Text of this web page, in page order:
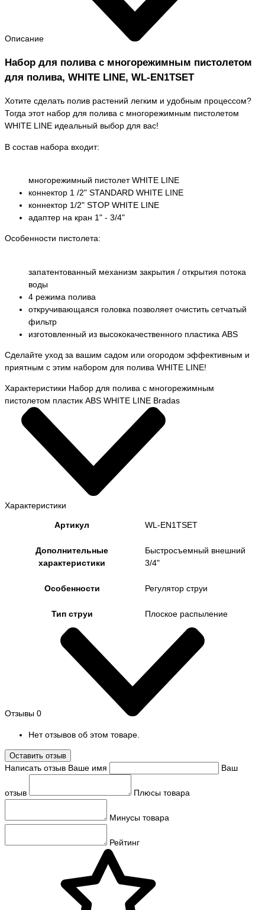
Описание
Набор для полива с многорежимным пистолетом
для полива, WHITE LINE, WL-EN1TSET
Хотите сделать полив растений легким и удобным процессом?
Тогда этот набор для полива с многорежимным пистолетом
WHITE LINE идеальный выбор для вас!
В состав набора входит:
многорежимный пистолет WHITE LINE
коннектор 1 /2" STANDARD WHITE LINE
коннектор 1/2" STOP WHITE LINE
адаптер на кран 1" - 3/4"
Особенности пистолета:
запатентованный механизм закрытия / открытия потока
воды
4 режима полива
откручивающаяся головка позволяет очистить сетчатый
фильтр
изготовленный из высококачественного пластика ABS
Сделайте уход за вашим садом или огородом эффективным и
приятным с этим набором для полива WHITE LINE!
Характеристики Набор для полива с многорежимным
пистолетом пластик ABS WHITE LINE Bradas
Характеристики
Артикул WL-EN1TSET
Дополнительные
характеристики
Быстросъемный внешний
3/4"
Особенности Регулятор струи
Тип струи Плоское распыление
Отзывы 0
Нет отзывов об этом товаре.
Оставить отзыв
Написать отзыв Ваше имя Ваш
отзыв Плюсы товара
Минусы товара
Рейтинг